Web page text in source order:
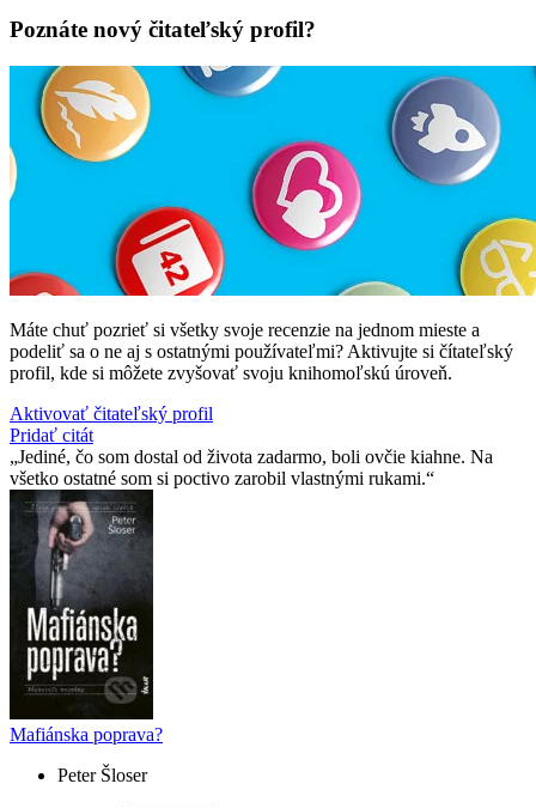
Poznáte nový čitateľský profil?
Máte chuť pozrieť si všetky svoje recenzie na jednom mieste a
podeliť sa o ne aj s ostatnými používateľmi? Aktivujte si čítateľský
profil, kde si môžete zvyšovať svoju knihomoľskú úroveň.
Aktivovať čitateľský profil
Pridať citát
Jediné, čo som dostal od života zadarmo, boli ovčie kiahne. Na
všetko ostatné som si poctivo zarobil vlastnými rukami.
Mafiánska poprava?
Peter Šloser